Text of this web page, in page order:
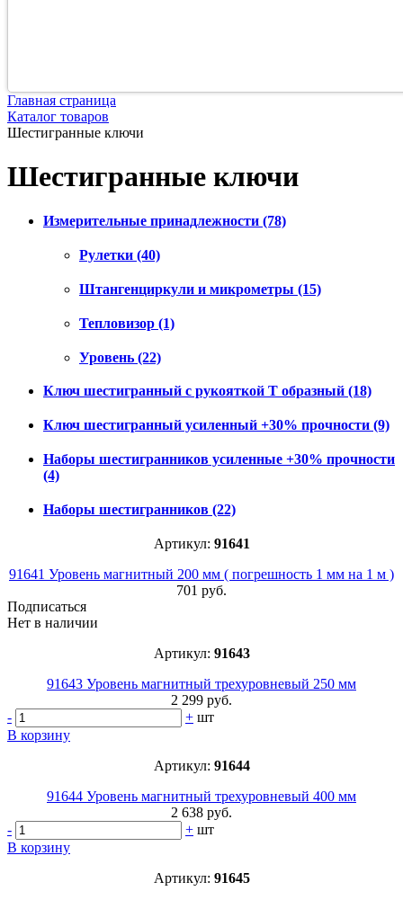
Главная страница
Каталог товаров
Шестигранные ключи
Шестигранные ключи
Измерительные принадлежности (78)
Рулетки (40)
Штангенциркули и микрометры (15)
Тепловизор (1)
Уровень (22)
Ключ шестигранный с рукояткой Т образный (18)
Ключ шестигранный усиленный +30% прочности (9)
Наборы шестигранников усиленные +30% прочности
(4)
Наборы шестигранников (22)
Артикул: 91641
91641 Уровень магнитный 200 мм ( погрешность 1 мм на 1 м )
701 руб.
Подписаться
Нет в наличии
Артикул: 91643
91643 Уровень магнитный трехуровневый 250 мм
2 299 руб.
-
+ шт
В корзину
Артикул: 91644
91644 Уровень магнитный трехуровневый 400 мм
2 638 руб.
-
+ шт
В корзину
Артикул: 91645